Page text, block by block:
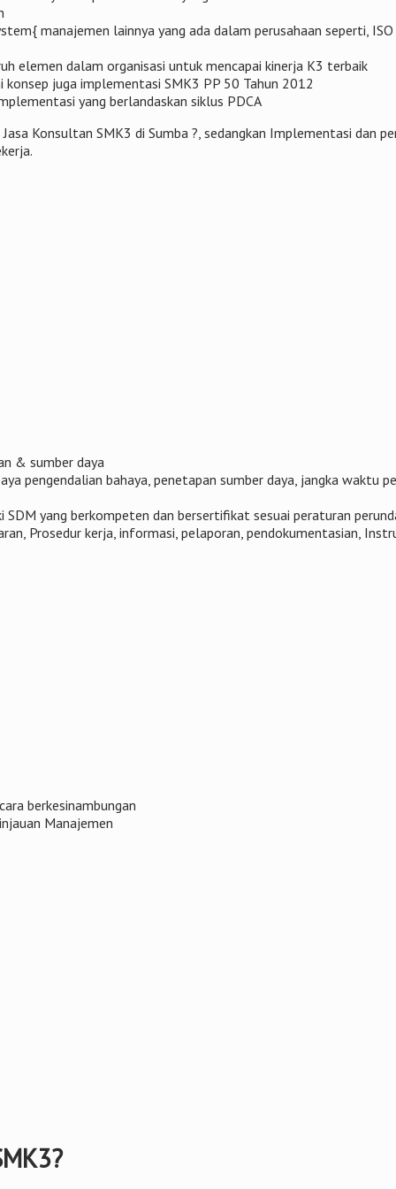
manajemen lainnya yang ada dalam perusahaan seperti,
elemen dalam organisasi untuk mencapai kinerja K3 terbaik
juga implementasi SMK3 PP 50 Tahun 2012
yang berlandaskan siklus PDCA
Konsultan SMK3 di Sumba ?, sedangkan Implementasi dan
& sumber daya
pengendalian bahaya, penetapan sumber daya, jangka waktu
yang berkompeten dan bersertifikat sesuai peraturan
Prosedur kerja, informasi, pelaporan, pendokumentasian,
berkesinambungan
Manajemen